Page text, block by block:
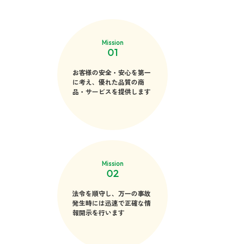
Mission
01
お客様の安全・安心を第一
に考え、優れた品質の商
品・サービスを提供します
Mission
02
法令を順守し、万一の事故
発生時には迅速で正確な情
報開示を行います